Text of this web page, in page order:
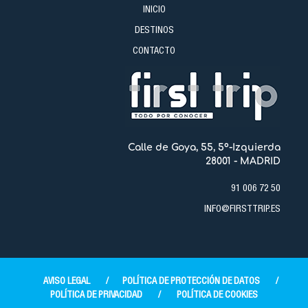
INICIO
DESTINOS
CONTACTO
Calle de Goya, 55, 5º-Izquierda
28001 - MADRID
91 006 72 50
INFO@FIRSTTRIP.ES
AVISO LEGAL / POLÍTICA DE PROTECCIÓN DE DATOS
/
POLÍTICA DE PRIVACIDAD
/ POLÍTICA DE COOKIES